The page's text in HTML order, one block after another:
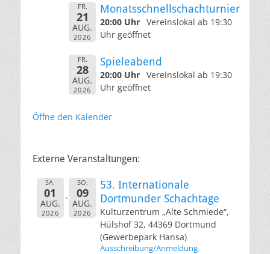
FR.
21
AUG.
2026
Monatsschnellschachturnier
20:00 Uhr Vereinslokal ab 19:30
Uhr geöffnet
FR.
28
AUG.
2026
Spieleabend
20:00 Uhr Vereinslokal ab 19:30
Uhr geöffnet
Öffne den Kalender
Externe Veranstaltungen:
SA.
01
AUG.
2026
SO.
09
AUG.
2026
53. Internationale
Dortmunder Schachtage
Kulturzentrum „Alte Schmiede“,
Hülshof 32, 44369 Dortmund
(Gewerbepark Hansa)
Ausschreibung/Anmeldung